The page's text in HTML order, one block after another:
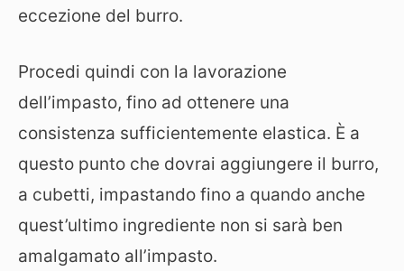
eccezione del burro.
Procedi quindi con la lavorazione
dell’impasto, fino ad ottenere una
consistenza sufficientemente elastica. È a
questo punto che dovrai aggiungere il burro,
a cubetti, impastando fino a quando anche
quest’ultimo ingrediente non si sarà ben
amalgamato all’impasto.